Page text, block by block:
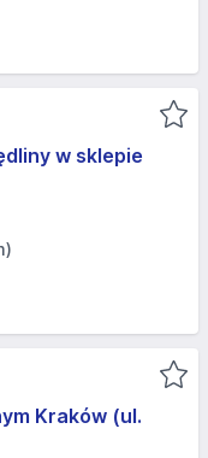
w sklepie
Kraków (ul.